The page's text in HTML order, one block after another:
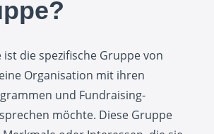
ist die spezifische Gruppe von
Organisation mit ihren
und Fundraising-
möchte. Diese Gruppe